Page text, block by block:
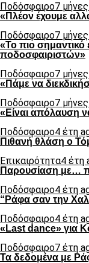
Ποδόσφαιρο7
«Πλέον έχουμε
Ποδόσφαιρο7
«Το πιο σημαντικό
ποδοσφαιριστών»
Ποδόσφαιρο7
«Πάμε να
Ποδόσφαιρο7
«Είναι απόλαυση
Ποδόσφαιρο4 έτη
Πιθανή θλάση ο
Επικαιρότητα4 έτη
Παρουσίαση με…
Ποδόσφαιρο4 έτη
“Ράφα σαν την
Ποδόσφαιρο4 έτη
«Last dance» για
Ποδόσφαιρο7 έτη
Τα δεδομένα με